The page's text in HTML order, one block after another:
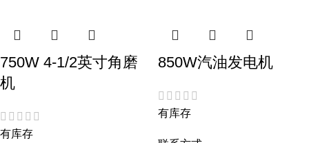
750W 4-1/2英寸角磨
机
有库存
850W汽油发电机
有库存